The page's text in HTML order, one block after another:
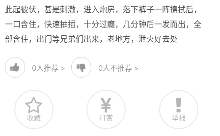
此起彼伏，甚是刺激，进入炮房，落下裤子一阵擦拭后，
一口含住，快速抽插，十分过瘾，几分钟后一发而出，全
部含住，出门等兄弟们出来，老地方，泄火好去处
0人推荐 > 0人不推荐 >
收藏 打赏 举报